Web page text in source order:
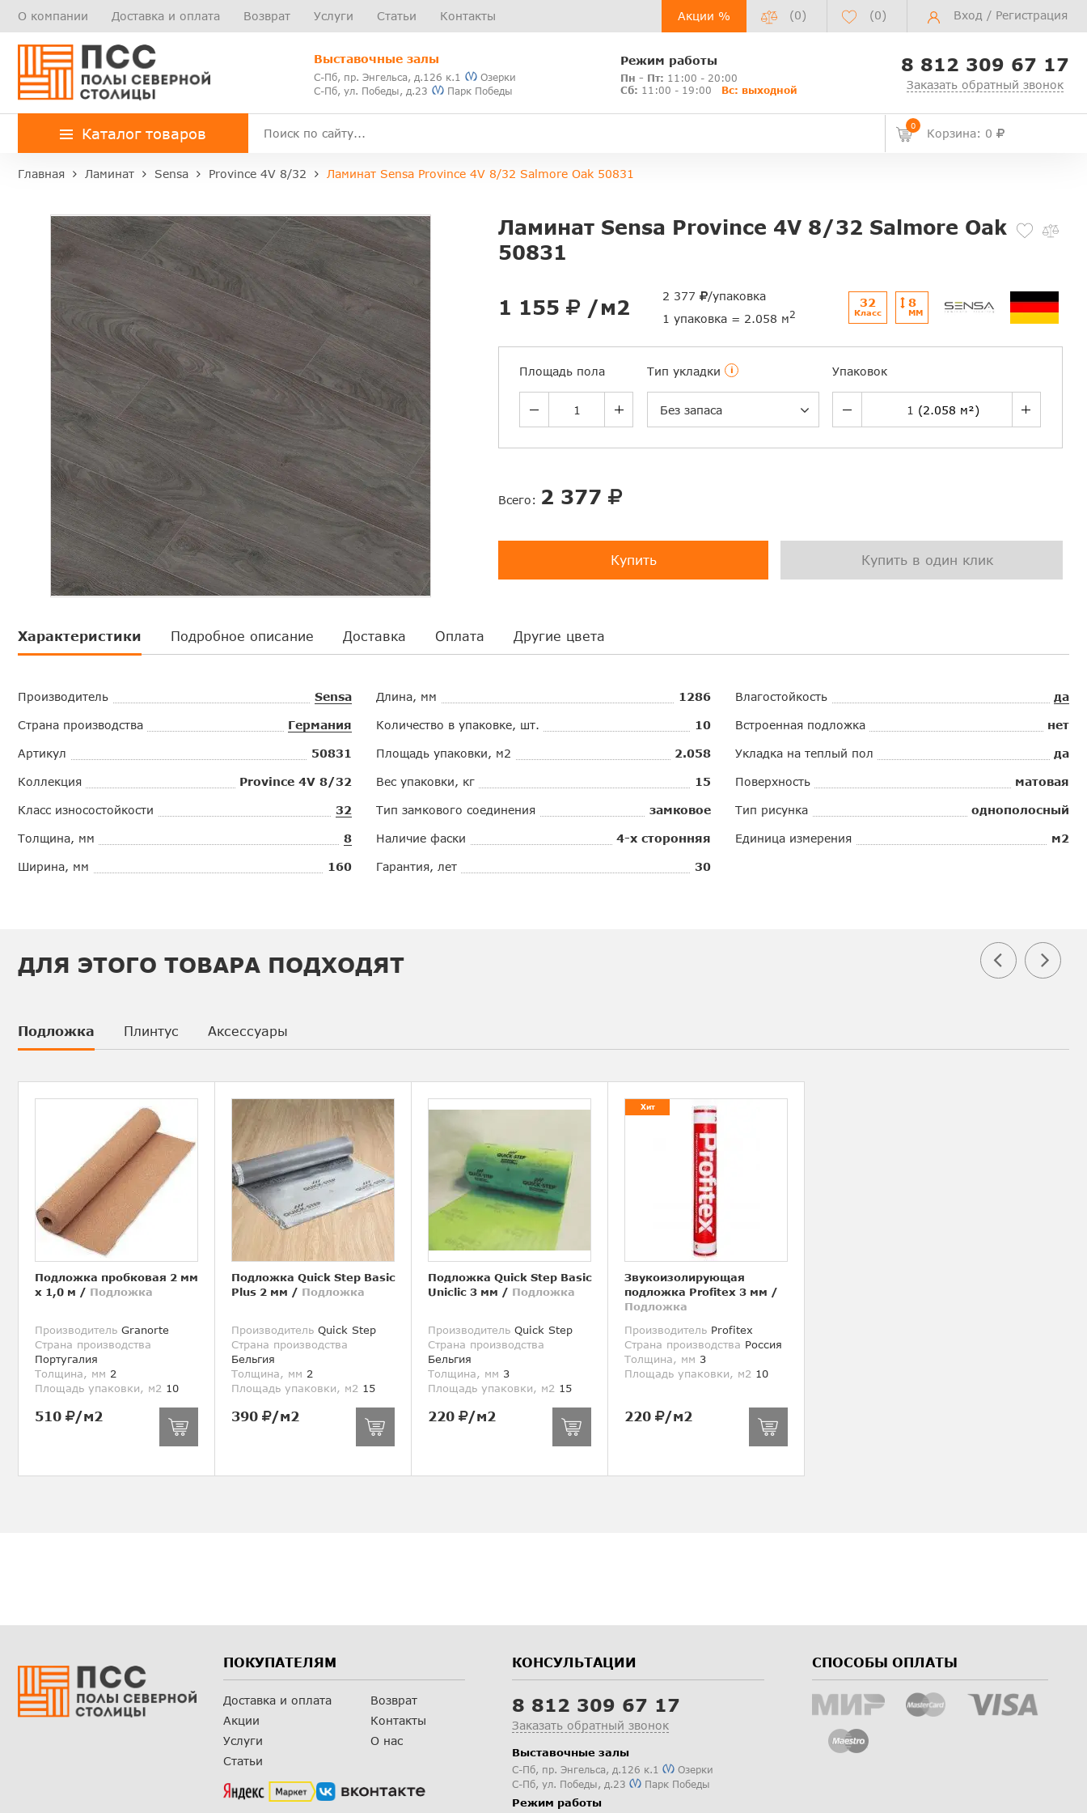
О компании Доставка и оплата Возврат Услуги Статьи Контакты Акции % (0) (0) Вход / Регистрация
Выставочные залы
С-Пб, пр. Энгельса, д.126 к.1
Озерки
С-Пб, ул. Победы, д.23
Парк Победы
Режим работы
Пн - Пт: 11:00 - 20:00
Сб: 11:00 - 19:00 Вс: выходной
8 812 309 67 17
Заказать обратный звонок
Каталог товаров 0
Корзина: 0
Главная Ламинат Sensa Province 4V 8/32 Ламинат Sensa Province 4V 8/32 Salmore Oak 50831
Ламинат Sensa Province 4V 8/32 Salmore Oak
50831
1 155 /м2 2 377
/упаковка
1 упаковка = 2.058 м2
32
Класс
8
ММ
Площадь пола Тип укладки i
Без запаса
Упаковок
Всего: 2 377
Купить Купить в один клик
Характеристики Подробное описание Доставка Оплата Другие цвета
Производитель Sensa
Страна производства Германия
Артикул 50831
Коллекция Province 4V 8/32
Класс износостойкости 32
Толщина, мм 8
Ширина, мм 160
Длина, мм 1286
Количество в упаковке, шт. 10
Площадь упаковки, м2 2.058
Вес упаковки, кг 15
Тип замкового соединения замковое
Наличие фаски 4-х сторонняя
Гарантия, лет 30
Влагостойкость да
Встроенная подложка нет
Укладка на теплый пол да
Поверхность матовая
Тип рисунка однополосный
Единица измерения м2
ДЛЯ ЭТОГО ТОВАРА ПОДХОДЯТ
Подложка Плинтус Аксессуары
Подложка пробковая 2 мм
х 1,0 м / Подложка
Производитель Granorte
Страна производства
Португалия
Толщина, мм 2
Площадь упаковки, м2 10
510 /м2
Подложка Quick Step Basic
Plus 2 мм / Подложка
Производитель Quick Step
Страна производства
Бельгия
Толщина, мм 2
Площадь упаковки, м2 15
390 /м2
Подложка Quick Step Basic
Uniclic 3 мм / Подложка
Производитель Quick Step
Страна производства
Бельгия
Толщина, мм 3
Площадь упаковки, м2 15
220 /м2
Хит
Звукоизолирующая
подложка Profitex 3 мм /
Подложка
Производитель Profitex
Страна производства Россия
Толщина, мм 3
Площадь упаковки, м2 10
220 /м2
ПОКУПАТЕЛЯМ
Доставка и оплата
Акции
Услуги
Статьи
Возврат
Контакты
О нас
КОНСУЛЬТАЦИИ
8 812 309 67 17
Заказать обратный звонок
Выставочные залы
С-Пб, пр. Энгельса, д.126 к.1
Озерки
С-Пб, ул. Победы, д.23 Парк Победы
Режим работы
СПОСОБЫ ОПЛАТЫ